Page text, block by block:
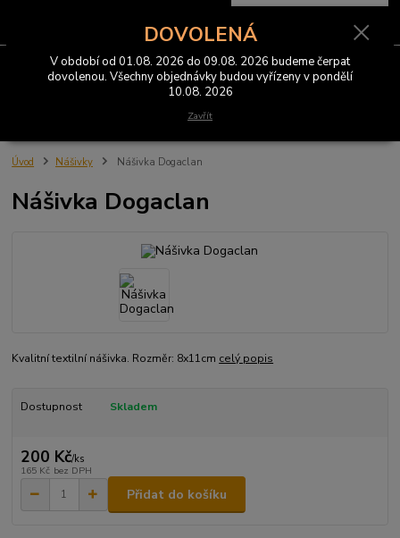
Menu
0 Kč
Úvod Nášivky Nášivka Dogaclan
Nášivka Dogaclan
Kvalitní textilní nášivka. Rozměr: 8x11cm celý popis
Dostupnost Skladem
200 Kč/ks
165 Kč bez DPH
Přidat do košíku
DOVOLENÁ
V období od 01.08. 2026 do 09.08. 2026 budeme čerpat
dovolenou. Všechny objednávky budou vyřízeny v pondělí
10.08. 2026
Zavřít